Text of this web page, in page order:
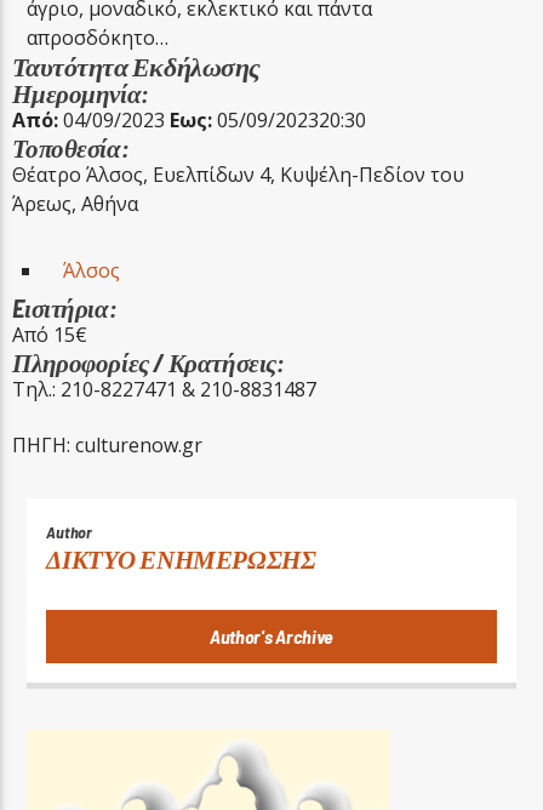
άγριο, μοναδικό, εκλεκτικό και πάντα
απροσδόκητο…
Ταυτότητα Εκδήλωσης
Ημερομηνία:
Από: 04/09/2023 Εως: 05/09/202320:30
Τοποθεσία:
Θέατρο Άλσος, Ευελπίδων 4, Κυψέλη-Πεδίον του
Άρεως, Αθήνα
Άλσος
Eισιτήρια:
Από 15€
Πληροφορίες / Κρατήσεις:
Τηλ.: 210-8227471 & 210-8831487
ΠΗΓΗ: culturenow.gr
Author
ΔΙΚΤΥΟ ΕΝΗΜΕΡΩΣΗΣ
Author's Archive